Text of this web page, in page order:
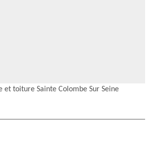
et toiture Sainte Colombe Sur Seine